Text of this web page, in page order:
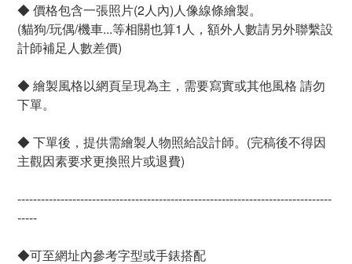
◆ 價格包含一張照片(2人內)人像線條繪製。
(貓狗/玩偶/機車...等相關也算1人，額外人數請另外聯繫設
計師補足人數差價)
◆ 繪製風格以網頁呈現為主，需要寫實或其他風格 請勿
下單。
◆ 下單後，提供需繪製人物照給設計師。(完稿後不得因
主觀因素要求更換照片或退費)
--------------------------------------------------------------------------------
-----